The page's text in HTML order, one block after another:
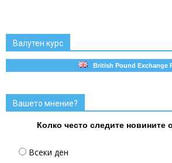
Валутен курс
British Pound Exchange
Вашето мнение?
Колко често следите новините
Всеки ден